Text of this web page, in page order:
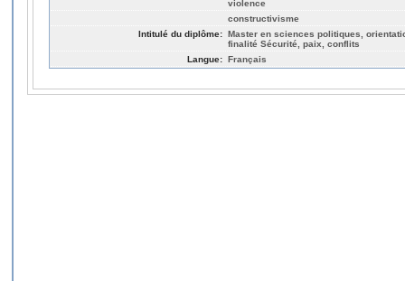
violence
constructivisme
Intitulé du diplôme: Master en sciences politiques,
finalité Sécurité, paix, conflits
Langue: Français